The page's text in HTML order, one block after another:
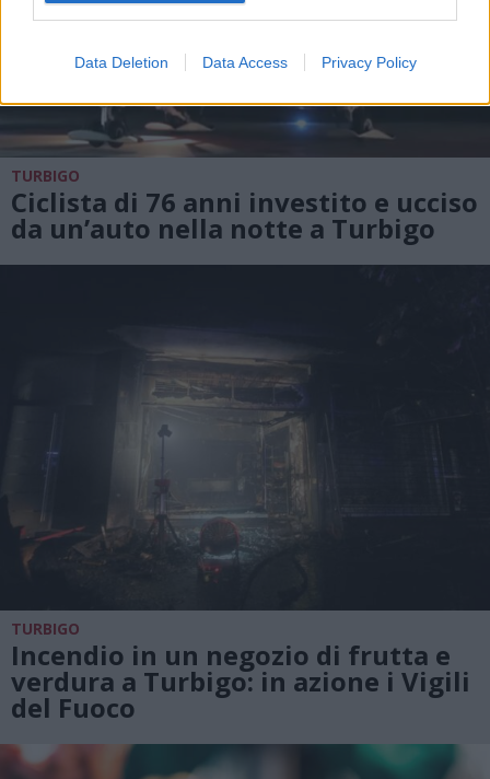
Data Deletion Data Access Privacy Policy
TURBIGO
Ciclista di 76 anni investito e ucciso
da un’auto nella notte a Turbigo
TURBIGO
Incendio in un negozio di frutta e
verdura a Turbigo: in azione i Vigili
del Fuoco